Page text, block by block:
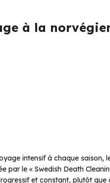
à la
intensif à chaque saison,
par le « Swedish Death
et constant, plutôt que